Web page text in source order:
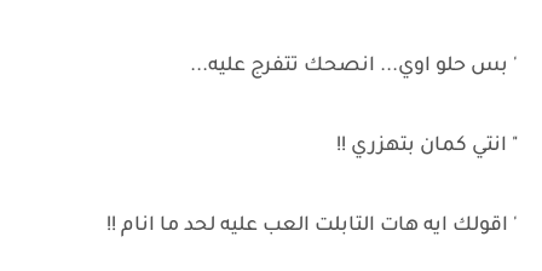
' بس حلو اوي... انصحك تتفرج عليه...
" انتي كمان بتهزري !!
' اقولك ايه هات التابلت العب عليه لحد ما انام !!